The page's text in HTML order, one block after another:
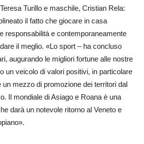
Turillo e maschile, Cristian Rela:
il fatto che giocare in casa
responsabilità e contemporaneamente
il meglio. «Lo sport – ha concluso
augurando le migliori fortune alle nostre
un veicolo di valori positivi, in particolare
un mezzo di promozione dei territori dal
Il mondiale di Asiago e Roana è una
darà un notevole ritorno al Veneto e